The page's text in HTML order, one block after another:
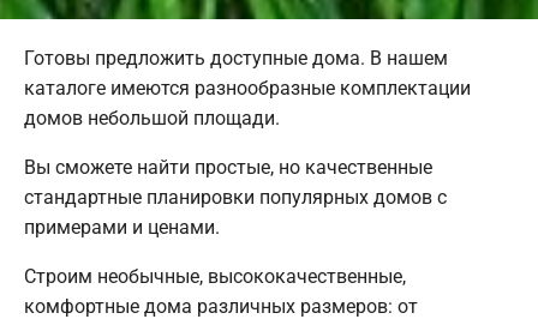
Готовы предложить доступные дома. В нашем
каталоге имеются разнообразные комплектации
домов небольшой площади.
Вы сможете найти простые, но качественные
стандартные планировки популярных домов с
примерами и ценами.
Строим необычные, высококачественные,
комфортные дома различных размеров: от